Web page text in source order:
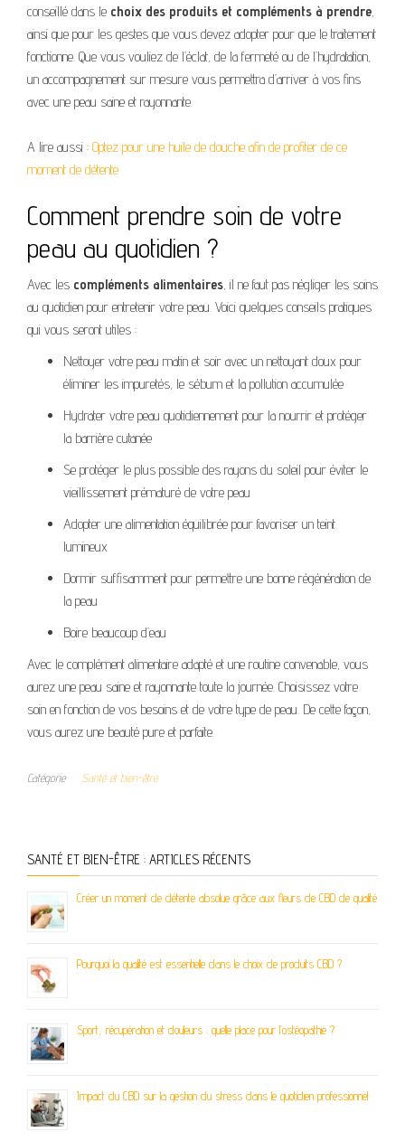
conseillé dans le choix des produits et compléments à prendre,
ainsi que pour les gestes que vous devez adopter pour que le traitement
fonctionne. Que vous vouliez de l’éclat, de la fermeté ou de l’hydratation,
un accompagnement sur mesure vous permettra d’arriver à vos fins
avec une peau saine et rayonnante.
A lire aussi : Optez pour une huile de douche afin de profiter de ce
moment de détente
Comment prendre soin de votre
peau au quotidien ?
Avec les compléments alimentaires, il ne faut pas négliger les soins
au quotidien pour entretenir votre peau. Voici quelques conseils pratiques
qui vous seront utiles :
Nettoyer votre peau matin et soir avec un nettoyant doux pour
éliminer les impuretés, le sébum et la pollution accumulée
Hydrater votre peau quotidiennement pour la nourrir et protéger
la barrière cutanée
Se protéger le plus possible des rayons du soleil pour éviter le
vieillissement prématuré de votre peau
Adopter une alimentation équilibrée pour favoriser un teint
lumineux
Dormir suffisamment pour permettre une bonne régénération de
la peau
Boire beaucoup d’eau
Avec le complément alimentaire adapté et une routine convenable, vous
aurez une peau saine et rayonnante toute la journée. Choisissez votre
soin en fonction de vos besoins et de votre type de peau. De cette façon,
vous aurez une beauté pure et parfaite.
Catégorie Santé et bien-être
SANTÉ ET BIEN-ÊTRE : ARTICLES RÉCENTS
Créer un moment de détente absolue grâce aux fleurs de CBD de qualité
Pourquoi la qualité est essentielle dans le choix de produits CBD ?
Sport, récupération et douleurs : quelle place pour l’ostéopathie ?
Impact du CBD sur la gestion du stress dans le quotidien professionnel